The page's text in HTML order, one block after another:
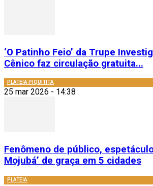
‘O Patinho Feio’ da Trupe
Cênico faz circulação gratuita...
PLATEIA PIQUITITA
25 mar 2026 - 14:38
Fenômeno de público,
Mojubá’ de graça em 5 cidades
PLATEIA